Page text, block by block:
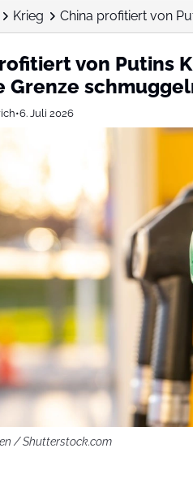
Krieg China profitiert von
von Putins
Grenze
•6. Juli 2026
/ Shutterstock.com